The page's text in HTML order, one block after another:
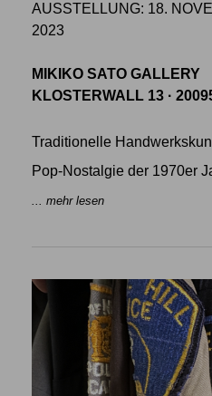
AUSSTELLUNG: 18.
2023
MIKIKO SATO GALLERY
KLOSTERWALL 13 ·
Traditionelle
Pop-Nostalgie der 1970er
... mehr lesen